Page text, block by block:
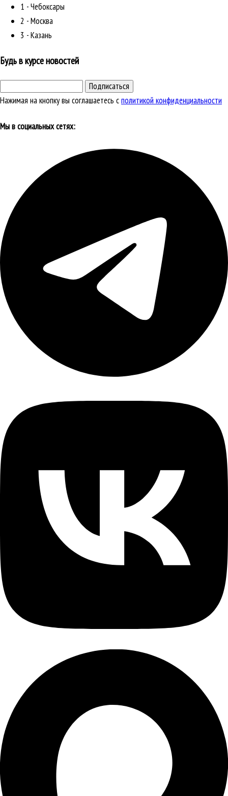
1 - Чебоксары
2 - Москва
3 - Казань
Будь в курсе новостей
Подписаться
Нажимая на кнопку вы соглашаетесь сполитикой конфиденциальности
Мы в социальных сетях: